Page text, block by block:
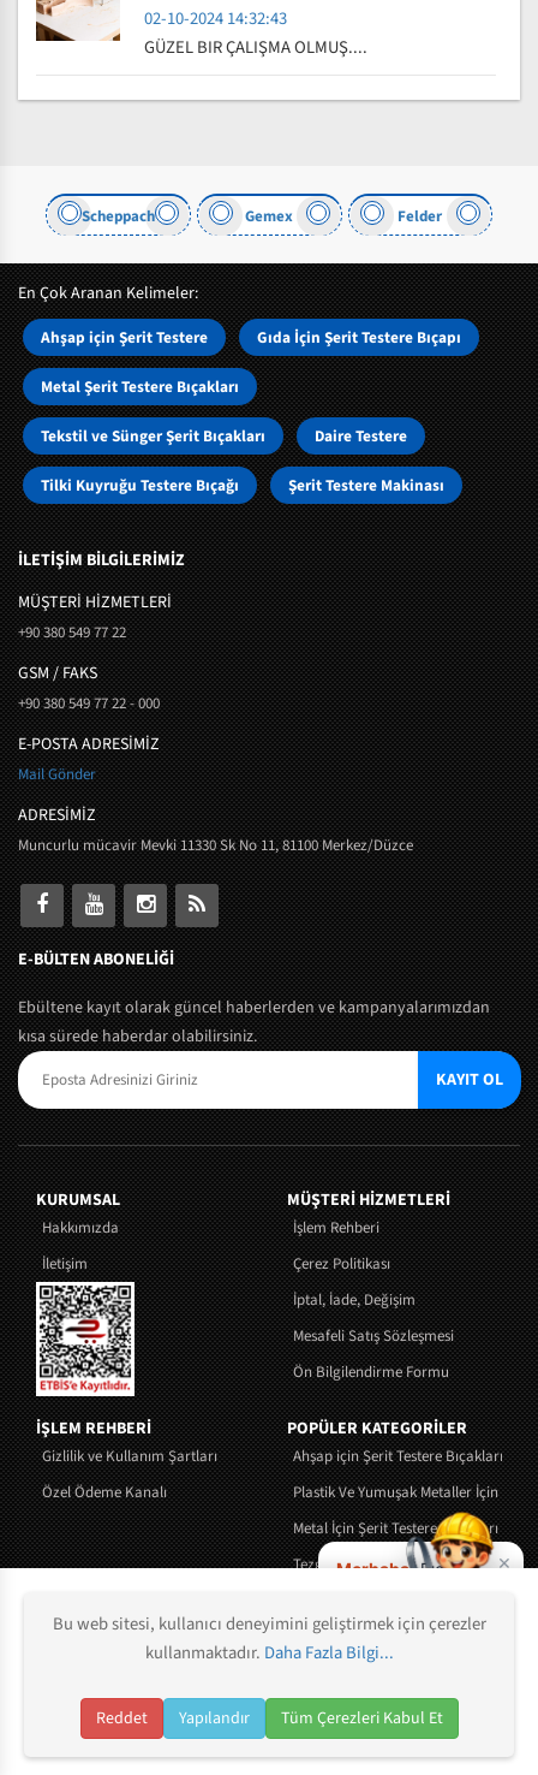
02-10-2024 14:32:43
GÜZEL BIR ÇALIŞMA OLMUŞ....
Scheppach Gemex Felder
En Çok Aranan Kelimeler:
Ahşap için Şerit Testere Gıda İçin Şerit Testere Bıçapı
Metal Şerit Testere Bıçakları
Tekstil ve Sünger Şerit Bıçakları Daire Testere
Tilki Kuyruğu Testere Bıçağı Şerit Testere Makinası
İLETİŞİM BİLGİLERİMİZ
MÜŞTERI HIZMETLERI
+90 380 549 77 22
GSM / FAKS
+90 380 549 77 22 - 000
E-POSTA ADRESİMİZ
Mail Gönder
ADRESİMİZ
Muncurlu mücavir Mevki 11330 Sk No 11, 81100 Merkez/Düzce
E-BÜLTEN ABONELİĞİ
Ebültene kayıt olarak güncel haberlerden ve kampanyalarımızdan
kısa sürede haberdar olabilirsiniz.
KAYIT OL
KURUMSAL
Hakkımızda
İletişim
MÜŞTERI HIZMETLERI
İşlem Rehberi
Çerez Politikası
İptal, İade, Değişim
Mesafeli Satış Sözleşmesi
Ön Bilgilendirme Formu
İŞLEM REHBERİ
Gizlilik ve Kullanım Şartları
Özel Ödeme Kanalı
POPÜLER KATEGORİLER
Ahşap için Şerit Testere Bıçakları
Plastik Ve Yumuşak Metaller İçin Şerit
Metal İçin Şerit Testere Bıçakları
Tezgah Tipi Şerit Testere Makinaları
Şerit Testere BıçaklarıBandsägeblätterBandsägeblätter
Anasayfa Ara
0
Sepetim
Whatsapp Hesabım
Bu web sitesi, kullanıcı deneyimini geliştirmek için çerezler
kullanmaktadır. Daha Fazla Bilgi...
Reddet Yapılandır Tüm Çerezleri Kabul Et
×
Merhaba!Bıçak
ister misiniz?
Tıklayın, birlikte
bulalım.
Asistana Sorun